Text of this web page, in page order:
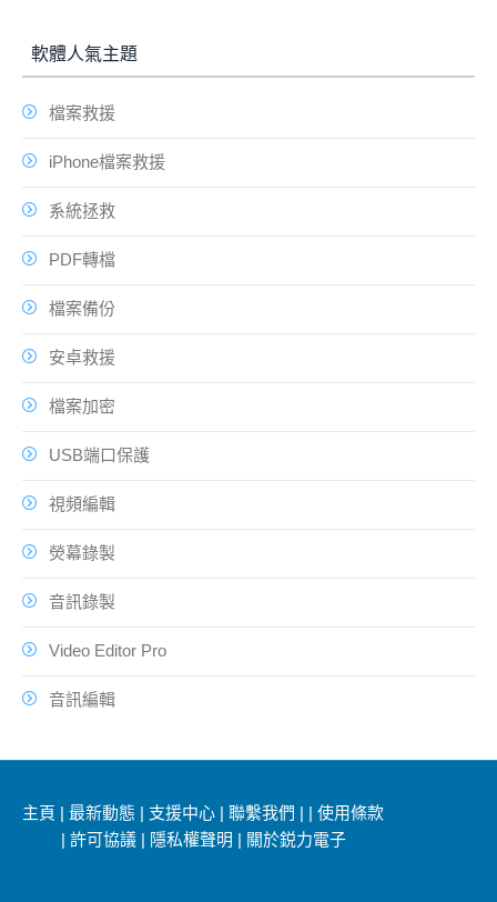
軟體人氣主題
檔案救援
iPhone檔案救援
系統拯救
PDF轉檔
檔案備份
安卓救援
檔案加密
USB端口保護
視頻編輯
熒幕錄製
音訊錄製
Video Editor Pro
音訊編輯
主頁 |最新動態 | 支援中心 |聯繫我們 | |使用條款
| 許可協議| 隱私權聲明 | 關於鋭力電子